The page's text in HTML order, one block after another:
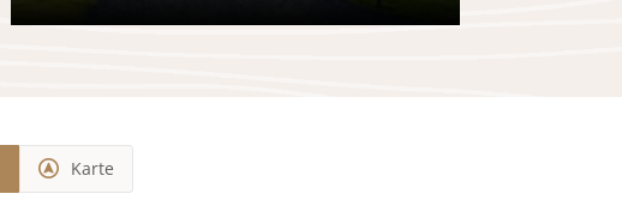
Karte